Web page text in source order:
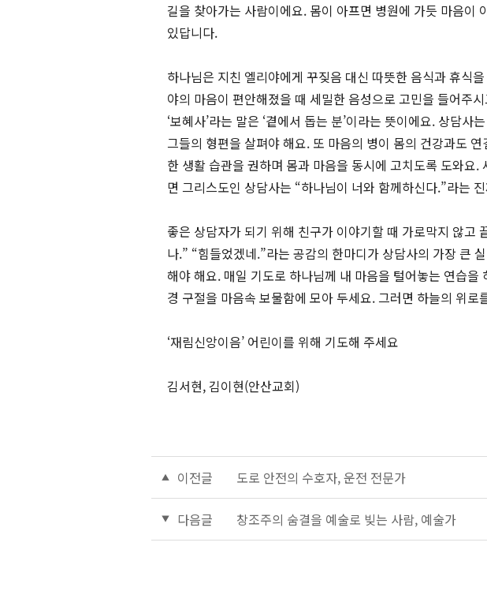
길을 찾아가는 사람이에요. 몸이 아프면 병원에 가듯 마음이
있답니다.
하나님은 지친 엘리야에게 꾸짖음 대신 따뜻한 음식과 휴식
야의 마음이 편안해졌을 때 세밀한 음성으로 고민을 들어주
‘보혜사’라는 말은 ‘곁에서 돕는 분’이라는 뜻이에요. 상담
그들의 형편을 살펴야 해요. 또 마음의 병이 몸의 건강과도
한 생활 습관을 권하며 몸과 마음을 동시에 고치도록 도와요
면 그리스도인 상담사는 “하나님이 너와 함께하신다.”라는
좋은 상담자가 되기 위해 친구가 이야기할 때 가로막지 않고
나.” “힘들었겠네.”라는 공감의 한마디가 상담사의 가장 큰
해야 해요. 매일 기도로 하나님께 내 마음을 털어놓는 연습
경 구절을 마음속 보물함에 모아 두세요. 그러면 하늘의 위로
‘재림신앙이음’ 어린이를 위해 기도해 주세요
김서현, 김이현(안산교회)
이전글 도로 안전의 수호자, 운전 전문가
다음글 창조주의 숨결을 예술로 빚는 사람, 예술가